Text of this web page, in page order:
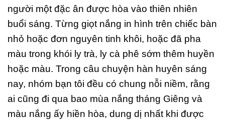
người một đặc ân được hòa vào thiên nhiên
buổi sáng. Từng giọt nắng in hình trên chiếc bàn
nhỏ hoặc đơn nguyên tinh khôi, hoặc đã pha
màu trong khói ly trà, ly cà phê sớm thêm huyền
hoặc màu. Trong câu chuyện hàn huyên sáng
nay, nhóm bạn tôi đều có chung nỗi niềm, rằng
ai cũng đi qua bao mùa nắng tháng Giêng và
màu nắng ấy hiền hòa, dung dị nhất khi được